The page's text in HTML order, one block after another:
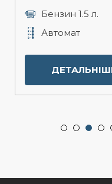
Бензин 1.5 л.
Автомат